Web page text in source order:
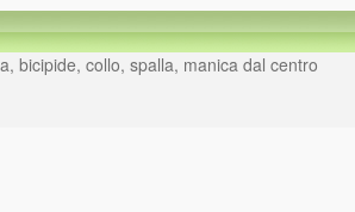
bicipide, collo, spalla, manica dal centro